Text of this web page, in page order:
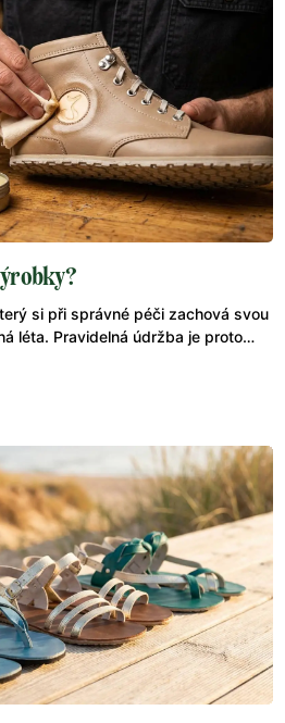
si při správné péči zachová svou
léta. Pravidelná údržba je proto